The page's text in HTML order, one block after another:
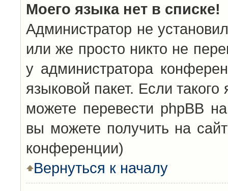
Моего языка нет в списке!
Администратор не
или же просто никто не
у администратора
языковой пакет. Если
можете перевести phpBB
вы можете получить на
конференции)
Вернуться к началу